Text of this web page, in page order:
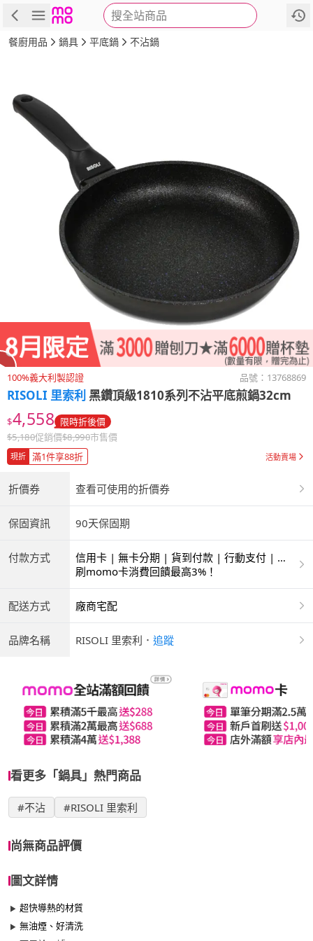
搜全站商品
商品 評價 詳情
餐廚用品 鍋具 平底鍋 不沾鍋
100%義大利製認證 品號： 13768869
RISOLI 里索利 黑鑽頂級1810系列不沾平底煎鍋32cm
$4,558 限時折後價
$5,180促銷價$8,990市售價
現折 滿1件享88折 活動賣場
折價券 查看可使用的折價券
保固資訊 90天保固期
付款方式
信用卡 | 無卡分期 | 貨到付款 | 行動支付 | 超
商付款 | 銀聯卡
刷momo卡消費回饋最高3%！
配送方式 廠商宅配
品牌名稱 RISOLI 里索利 ． 追蹤
看更多「鍋具」熱門商品
#不沾 #RISOLI 里索利
尚無商品評價
圖文詳情
超快導熱的材質
無油煙、好清洗